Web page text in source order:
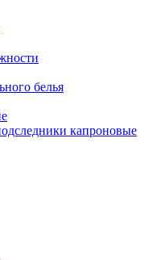
белья
капроновые